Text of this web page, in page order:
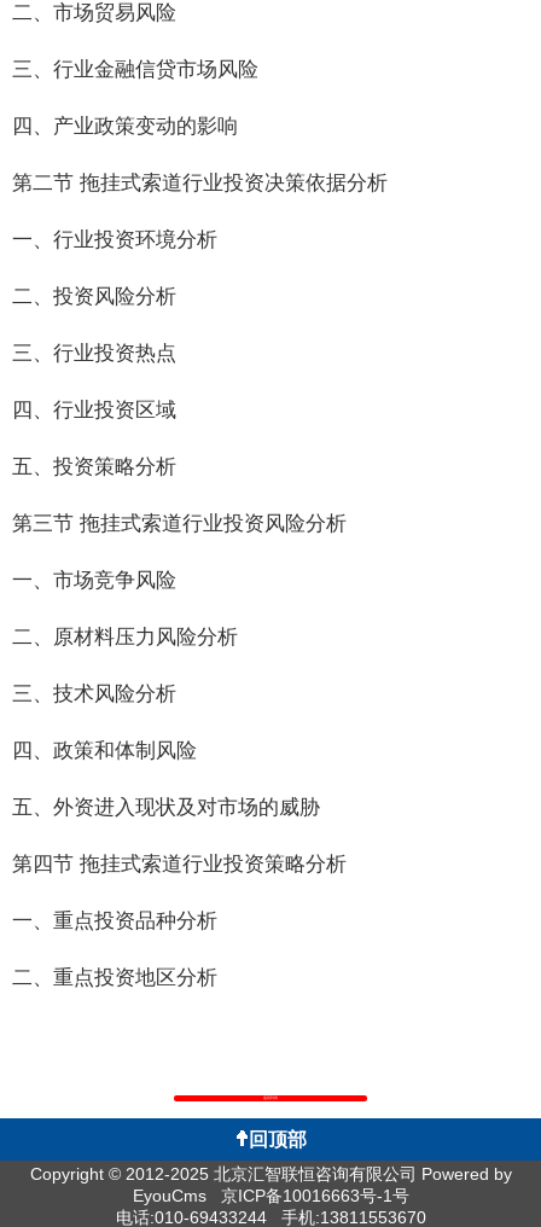
二、市场贸易风险
三、行业金融信贷市场风险
四、产业政策变动的影响
第二节 拖挂式索道行业投资决策依据分析
一、行业投资环境分析
二、投资风险分析
三、行业投资热点
四、行业投资区域
五、投资策略分析
第三节 拖挂式索道行业投资风险分析
一、市场竞争风险
二、原材料压力风险分析
三、技术风险分析
四、政策和体制风险
五、外资进入现状及对市场的威胁
第四节 拖挂式索道行业投资策略分析
一、重点投资品种分析
二、重点投资地区分析
返回列表
回顶部
Copyright © 2012-2025 北京汇智联恒咨询有限公司 Powered by
EyouCms
京ICP备10016663号-1号
电话:010-69433244 手机:13811553670